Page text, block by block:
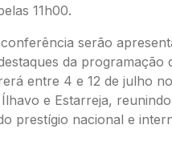
11h00.
serão
da programação
entre 4 e 12 de julho
e Estarreja,
prestígio nacional e